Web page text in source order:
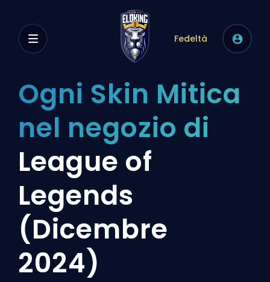
Fedeltà
Ogni Skin Mitica
nel negozio di
League of
Legends
(Dicembre
2024)